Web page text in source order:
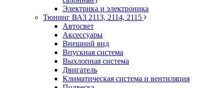
Электрика и электроника
Тюнинг ВАЗ 2113, 2114, 2115
Автосвет
Аксессуары
Внешний вид
Впускная система
Выхлопная система
Двигатель
Климатическая система и вентиляция